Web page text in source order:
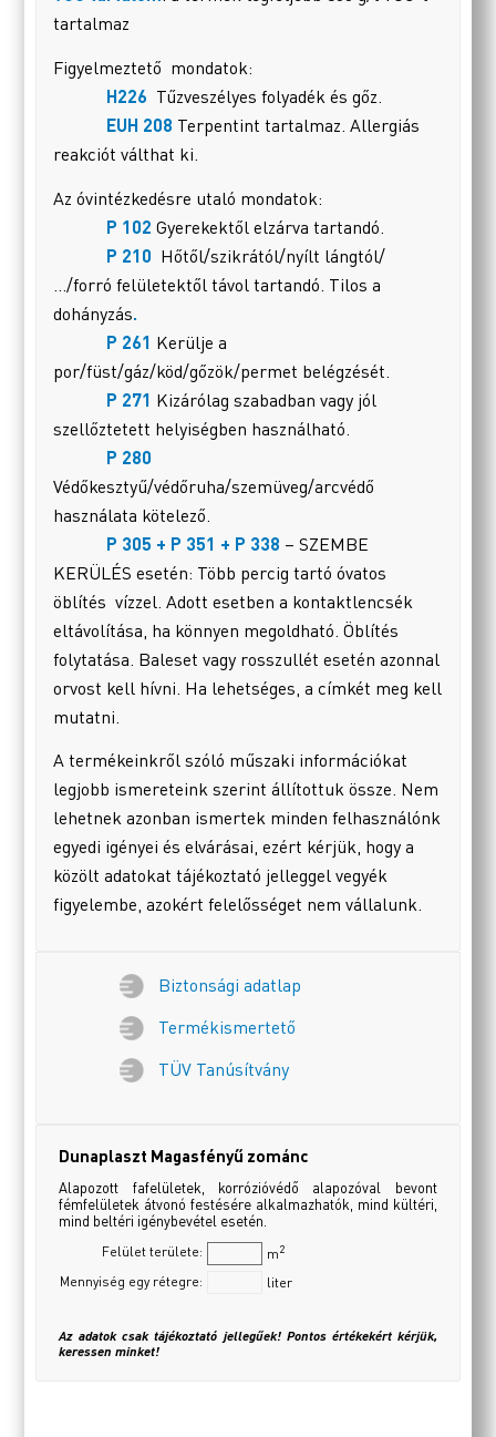
tartalmaz
Figyelmeztető mondatok:
H226 Tűzveszélyes folyadék és gőz.
EUH 208 Terpentint tartalmaz. Allergiás
reakciót válthat ki.
Az óvintézkedésre utaló mondatok:
P 102Gyerekektől elzárva tartandó.
P 210 Hőtől/szikrától/nyílt lángtól/
…/forró felületektől távol tartandó. Tilos a
dohányzás
P 261 Kerülje a
por/füst/gáz/köd/gőzök/permet belégzését.
P 271 Kizárólag szabadban vagy jól
szellőztetett helyiségben használható.
P 280
Védőkesztyű/védőruha/szemüveg/arcvédő
használata kötelező.
P 305 + P 351 + P 338 – SZEMBE
KERÜLÉS esetén: Több percig tartó óvatos
öblítés vízzel. Adott esetben a kontaktlencsék
eltávolítása, ha könnyen megoldható. Öblítés
folytatása. Baleset vagy rosszullét esetén azonnal
orvost kell hívni. Ha lehetséges, a címkét meg kell
mutatni.
A termékeinkről szóló műszaki információkat
legjobb ismereteink szerint állítottuk össze. Nem
lehetnek azonban ismertek minden felhasználónk
egyedi igényei és elvárásai, ezért kérjük, hogy a
közölt adatokat tájékoztató jelleggel vegyék
figyelembe, azokért felelősséget nem vállalunk.
Biztonsági adatlap
Termékismertető
TÜV Tanúsítvány
Dunaplaszt Magasfényű zománc
Alapozott fafelületek, korrózióvédő alapozóval bevont
fémfelületek átvonó festésére alkalmazhatók, mind kültéri,
mind beltéri igénybevétel esetén.
Felület területe: m2
Mennyiség egy rétegre: liter
Az adatok csak tájékoztató jellegűek! Pontos értékekért kérjük,
keressen minket!